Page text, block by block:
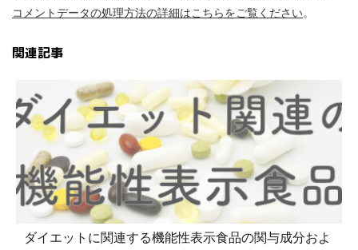
コメントデータの処理方法の詳細はこちらをご覧ください。
関連記事
ダイエットに関連する機能性表示食品の関与成分およ